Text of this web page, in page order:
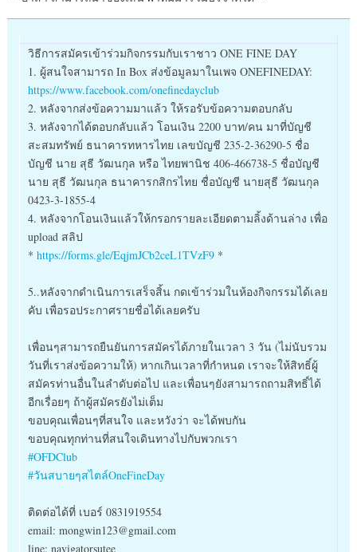
วิธีการสมัครเข้าร่วมกิจกรรมกับเราชาว ONE FINE DAY
1. ผู้สนใจสามารถ In Box ส่งข้อมูลมาในเพจ ONEFINEDAY:
https://www.facebook.com/onefinedayclub
2. หลังจากส่งข้อความมาแล้ว ให้รอรับข้อความตอบกลับ
3. หลังจากได้ตอบกลับแล้ว โอนเงิน 2200 บาท/คน มาที่บัญชี
สะสมทรัพย์ ธนาคารทหารไทย เลขบัญชี 235-2-36290-5 ชื่อ
บัญชี นาย สุธี วัฒนกุล หรือ ไทยพานิช 406-466738-5 ชื่อบัญชี
นาย สุธี วัฒนกุล ธนาคารกสิกรไทย ชื่อบัญชี นายสุธี วัฒนกุล
0423-3-1855-4
4. หลังจากโอนเงินแล้วให้กรอกรายละเอียดตามลิ้งด้านล่าง เพื่อ
upload สลิป
* https://forms.gle/EqjmJCb2ceL1TVzF9*
5..หลังจากดำเนินการเสร็จสิ้น กดเข้าร่วมในห้องกิจกรรมได้เลย
คับ เพื่อรอประกาศรายชื่อได้เลยครับ
เพื่อนๆสามารถยืนยันการสมัครได้ภายในเวลา 3 วัน (ไม่นับรวม
วันที่เราส่งข้อความให้) หากเกินเวลาที่กำหนด เราจะให้สิทธิ์ผู้
สมัครท่านอื่นในลำดับต่อไป และเพื่อนๆยังสามารถถามสิทธิ์ได้
อีกเรื่อยๆ ถ้าผู้สมัครยังไม่เต็ม
ขอบคุณเพื่อนๆที่สนใจ และหวังว่า จะได้พบกัน
ขอบคุณทุกท่านที่สนใจเดินทางไปกับพวกเรา
#OFDClub
#วันสบายๆสไตล์OneFineDay
ติดต่อได้ที่ เบอร์ 0831919554
email: mongwin123@gmail.com
line: navigatorsutee